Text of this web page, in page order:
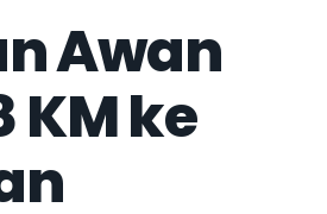
Awan
KM ke